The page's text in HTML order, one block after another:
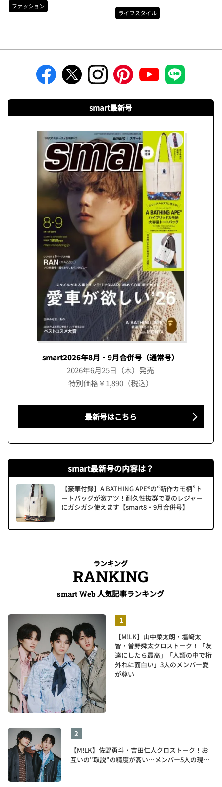
ファッション
ライフスタイル
smart最新号
smart2026年8月・9月合併号（通常号）
2026年6月25日（木）発売
特別価格￥1,890（税込）
最新号はこちら
smart最新号の内容は？
【豪華付録】A BATHING APE®の“新作カモ柄”ト
ートバッグが激アツ！耐久性抜群で夏のレジャー
にガシガシ使えます【smart8・9月合併号】
ランキング
RANKING
smart Web 人気記事ランキング
【M!LK】山中柔太朗・塩﨑太
智・曽野舜太クロストーク！「友
達にしたら最高」「人類の中で桁
外れに面白い」3人のメンバー愛
が尊い
【M!LK】佐野勇斗・吉田仁人クロストーク！お
互いの"取説"の精度が高い…メンバー5人の現在